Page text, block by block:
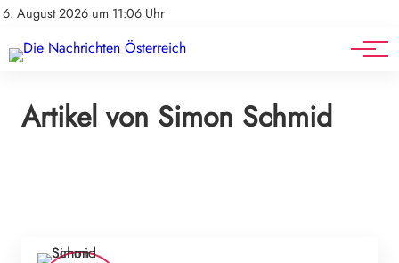
6. August 2026 um 11:06 Uhr
Mediadaten
Stellenangebote
Veranstaltungen
Artikel von Simon Schmid